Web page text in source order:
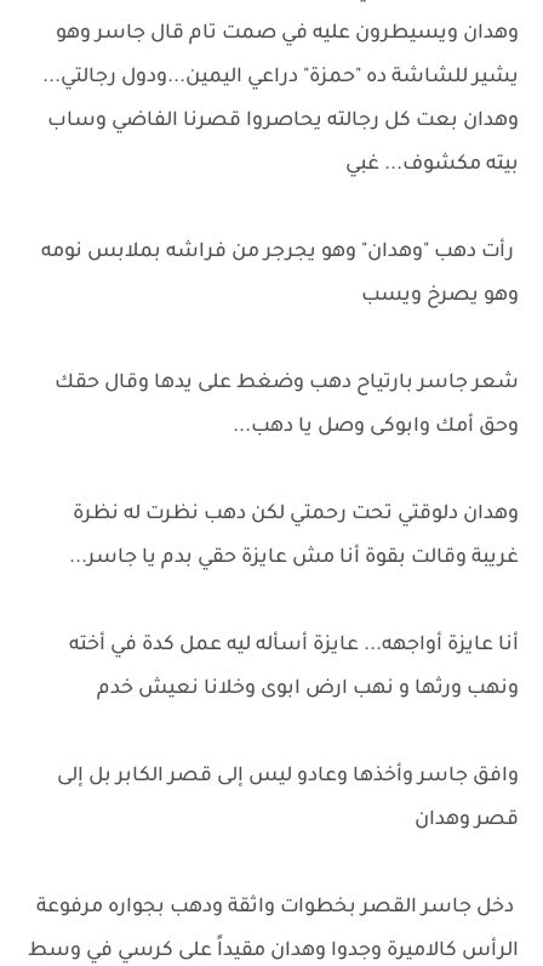
وهدان ويسيطرون عليه في صمت تام قال جاسر وهو
يشير للشاشة ده "حمزة" دراعي اليمين...ودول رجالتي...
وهدان بعت كل رجالته يحاصروا قصرنا الفاضي وساب
بيته مكشوف... غبي
رأت دهب "وهدان" وهو يجرجر من فراشه بملابس نومه
وهو يصرخ ويسب
شعر جاسر بارتياح دهب وضغط على يدها وقال حقك
وحق أمك وابوكى وصل يا دهب...
وهدان دلوقتي تحت رحمتي لكن دهب نظرت له نظرة
غريبة وقالت بقوة أنا مش عايزة حقي بدم يا جاسر...
أنا عايزة أواجهه... عايزة أسأله ليه عمل كدة في أخته
ونهب ورثها و نهب ارض ابوى وخلانا نعيش خدم
وافق جاسر وأخذها وعادو ليس إلى قصر الكابر بل إلى
قصر وهدان
دخل جاسر القصر بخطوات واثقة ودهب بجواره مرفوعة
الرأس كالاميرة وجدوا وهدان مقيداً على كرسي في وسط